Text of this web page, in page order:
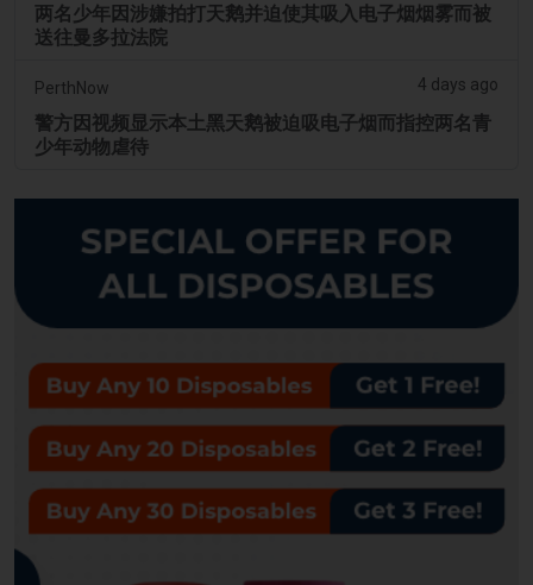
两名少年因涉嫌拍打天鹅并迫使其吸入电子烟烟雾而被
送往曼多拉法院
PerthNow 4 days ago
警方因视频显示本土黑天鹅被迫吸电子烟而指控两名青
少年动物虐待